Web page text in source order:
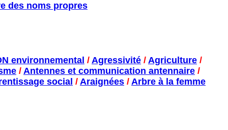
des noms propres
environnemental / Agressivité / Agriculture /
/ Antennes et communication antennaire /
social / Araignées / Arbre à la femme